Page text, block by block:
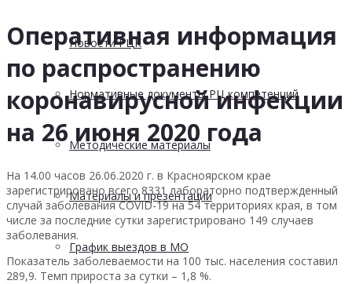
Новости РЦК
Нормативные документы РЦ компетенций
Методические материалы
Материалы и презентации
График выездов в МО
Оперативная информация
по распространению
коронавирусной инфекции
на 26 июня 2020 года
На 14.00 часов 26.06.2020 г. в Красноярском крае
зарегистрировано всего 8331 лабораторно подтвержденный
случай заболевания COVID-19 на 54 территориях края, в том
числе за последние сутки зарегистрировано 149 случаев
заболевания.
Показатель заболеваемости на 100 тыс. населения составил
289,9. Темп прироста за сутки – 1,8 %.